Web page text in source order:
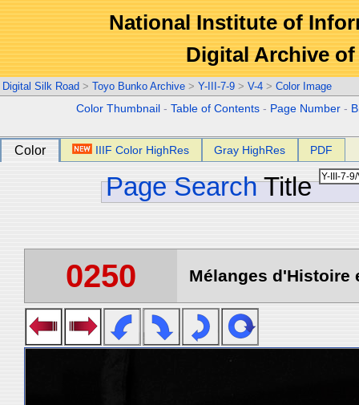
National Institute of
Digital Archive
Digital Silk Road > Toyo Bunko Archive > Y-III-7-9 > V-4 > Color Image
Color Thumbnail -Table of Contents - Page Number -
Color IIIF Color HighRes Gray HighRes PDF
Page Search Title
0250 Mélanges d'Histoire